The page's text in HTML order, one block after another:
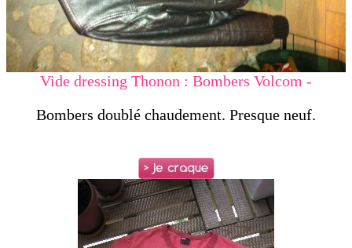
Vide dressing Thonon : Bombers Volcom -
Bombers doublé chaudement. Presque neuf.